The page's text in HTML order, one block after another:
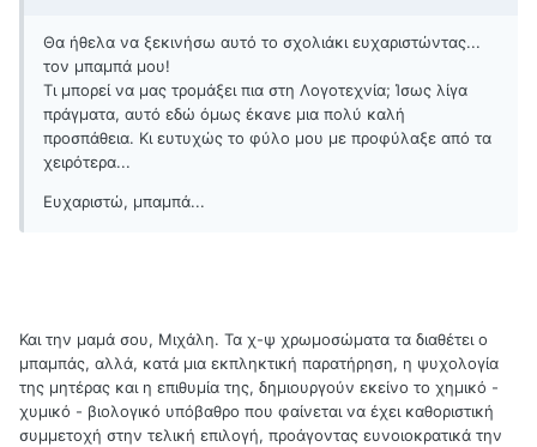
Θα ήθελα να ξεκινήσω αυτό το σχολιάκι ευχαριστώντας...
τον μπαμπά μου!
Τι μπορεί να μας τρομάξει πια στη Λογοτεχνία; Ίσως λίγα
πράγματα, αυτό εδώ όμως έκανε μια πολύ καλή
προσπάθεια. Κι ευτυχώς το φύλο μου με προφύλαξε από τα
χειρότερα...
Ευχαριστώ, μπαμπά...
Και την μαμά σου, Μιχάλη. Τα χ-ψ χρωμοσώματα τα διαθέτει ο
μπαμπάς, αλλά, κατά μια εκπληκτική παρατήρηση, η ψυχολογία
της μητέρας και η επιθυμία της, δημιουργούν εκείνο το χημικό -
χυμικό - βιολογικό υπόβαθρο που φαίνεται να έχει καθοριστική
συμμετοχή στην τελική επιλογή, προάγοντας ευνοιοκρατικά την